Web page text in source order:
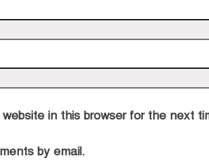
in this browser for the next
by email.